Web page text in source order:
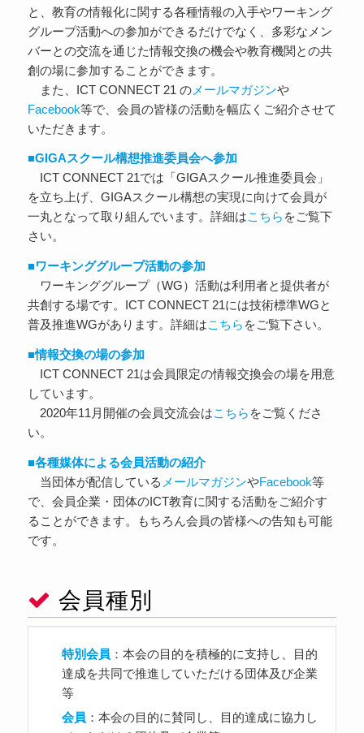
と、教育の情報化に関する各種情報の入手やワーキング
グループ活動への参加ができるだけでなく、多彩なメン
バーとの交流を通じた情報交換の機会や教育機関との共
創の場に参加することができます。
また、ICT CONNECT 21 のメールマガジンや
Facebook等で、会員の皆様の活動を幅広くご紹介させて
いただきます。
■GIGAスクール構想推進委員会へ参加
ICT CONNECT 21では「GIGAスクール推進委員会」
を立ち上げ、GIGAスクール構想の実現に向けて会員が
一丸となって取り組んでいます。詳細はこちら をご覧下
さい。
■ワーキンググループ活動の参加
ワーキンググループ（WG）活動は利用者と提供者が
共創する場です。ICT CONNECT 21には技術標準WGと
普及推進WGがあります。詳細はこちら をご覧下さい。
■情報交換の場の参加
ICT CONNECT 21は会員限定の情報交換会の場を用意
しています。
2020年11月開催の会員交流会はこちら をご覧くださ
い。
■各種媒体による会員活動の紹介
当団体が配信している メールマガジンやFacebook等
で、会員企業・団体のICT教育に関する活動をご紹介す
ることができます。もちろん会員の皆様への告知も可能
です。
会員種別
特別会員 ：本会の目的を積極的に支持し、目的
達成を共同で推進していただける団体及び企業
等
会員 ：本会の目的に賛同し、目的達成に協力し